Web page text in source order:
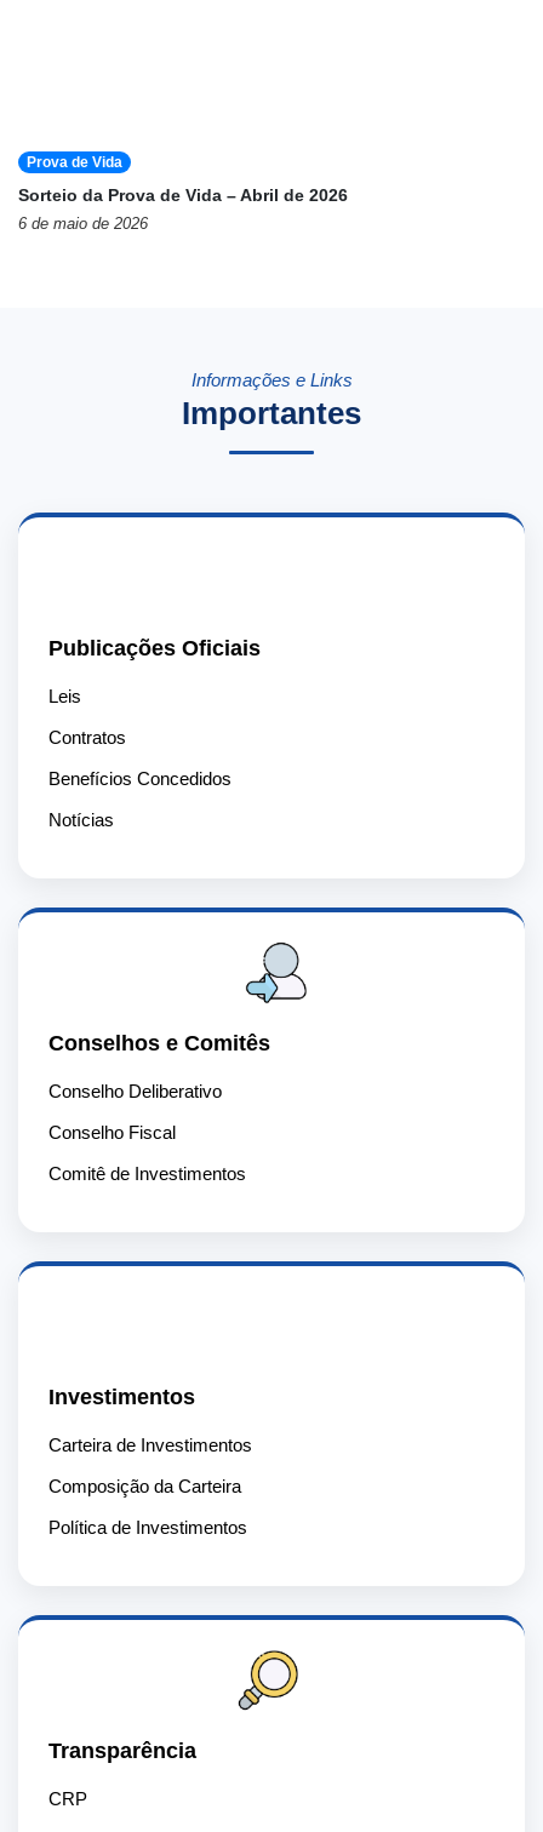
Prova de Vida
Sorteio da Prova de Vida – Abril de 2026
6 de maio de 2026
Informações e Links
Importantes
Publicações Oficiais
Leis
Contratos
Benefícios Concedidos
Notícias
Conselhos e Comitês
Conselho Deliberativo
Conselho Fiscal
Comitê de Investimentos
Investimentos
Carteira de Investimentos
Composição da Carteira
Política de Investimentos
Transparência
CRP